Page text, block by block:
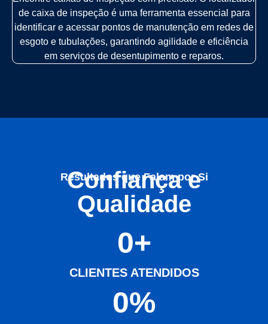
de caixa de inspeção é uma ferramenta essencial para
identificar e acessar pontos de manutenção em redes de
esgoto e tubulações, garantindo agilidade e eficiência
em serviços de desentupimento e reparos.
Resultados que Falam por Si
Confiança e
Qualidade
CLIENTES ATENDIDOS
0+
0%